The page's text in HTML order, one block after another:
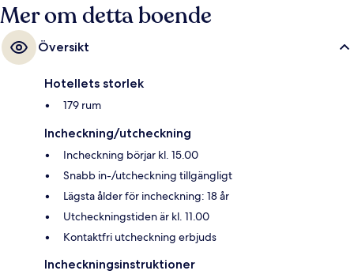
Mer om detta boende
Översikt
Hotellets storlek
179 rum
Incheckning/utcheckning
Incheckning börjar kl. 15.00
Snabb in-/utcheckning tillgängligt
Lägsta ålder för incheckning: 18 år
Utcheckningstiden är kl. 11.00
Kontaktfri utcheckning erbjuds
Incheckningsinstruktioner